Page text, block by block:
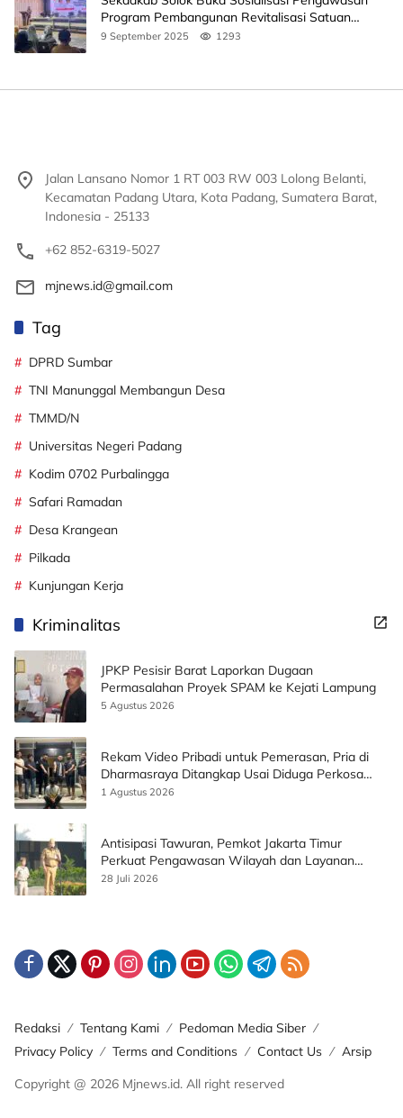
Program Pembangunan Revitalisasi Satuan
Pendidikan
9 September 2025 1293
Jalan Lansano Nomor 1 RT 003 RW 003 Lolong Belanti,
Kecamatan Padang Utara, Kota Padang, Sumatera Barat,
Indonesia - 25133
+62 852-6319-5027
mjnews.id@gmail.com
Tag
DPRD Sumbar
TNI Manunggal Membangun Desa
TMMD/N
Universitas Negeri Padang
Kodim 0702 Purbalingga
Safari Ramadan
Desa Krangean
Pilkada
Kunjungan Kerja
Kriminalitas
JPKP Pesisir Barat Laporkan Dugaan
Permasalahan Proyek SPAM ke Kejati Lampung
5 Agustus 2026
Rekam Video Pribadi untuk Pemerasan, Pria di
Dharmasraya Ditangkap Usai Diduga Perkosa
Korban
1 Agustus 2026
Antisipasi Tawuran, Pemkot Jakarta Timur
Perkuat Pengawasan Wilayah dan Layanan
Publik
28 Juli 2026
Redaksi Tentang Kami
Pedoman Media Siber
Privacy Policy
Terms and Conditions Contact Us
Arsip
Copyright @ 2026 Mjnews.id. All right reserved